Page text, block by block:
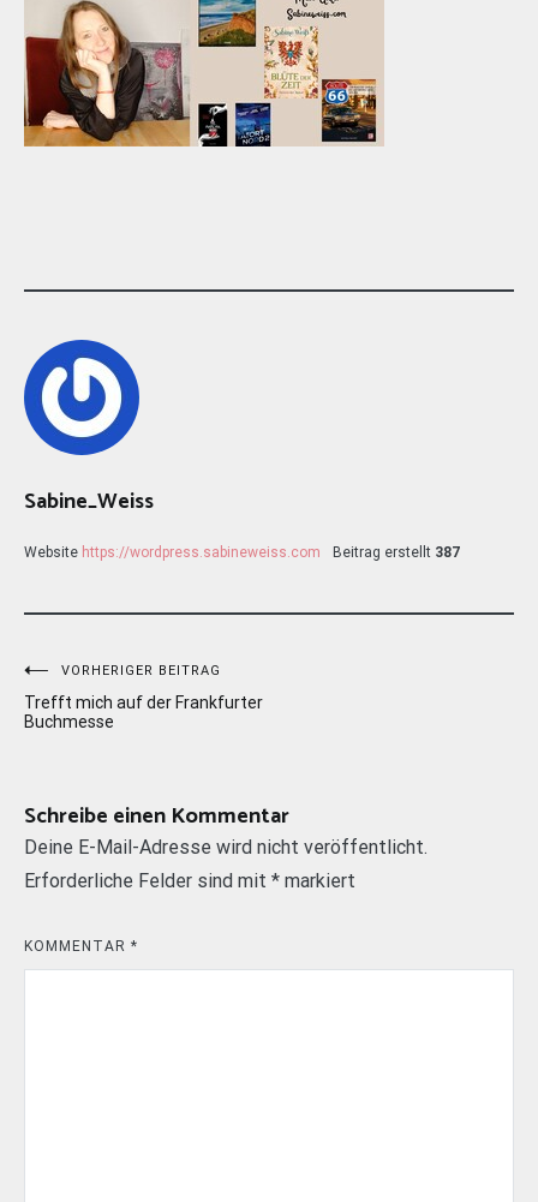
Sabine_Weiss
Website https://wordpress.sabineweiss.com Beitrag erstellt 387
Beitragsnavigation
VORHERIGER BEITRAG
Trefft mich auf der Frankfurter
Buchmesse
Schreibe einen Kommentar
Deine E-Mail-Adresse wird nicht veröffentlicht.
Erforderliche Felder sind mit * markiert
KOMMENTAR *